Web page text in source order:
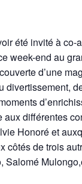
été invité à co-
week-end au
d’une
divertissement,
aux différentes
Honoré et
côtés de trois
Salomé